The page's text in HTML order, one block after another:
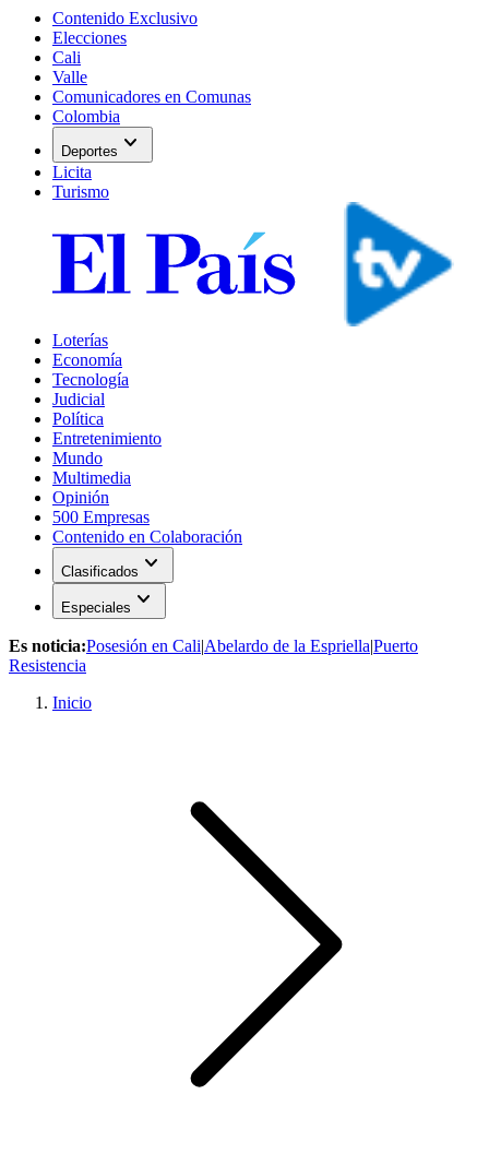
Contenido Exclusivo
Elecciones
Cali
Valle
Comunicadores en Comunas
Colombia
Deportes expand_more
Licita
Turismo
Loterías
Economía
Tecnología
Judicial
Política
Entretenimiento
Mundo
Multimedia
Opinión
500 Empresas
Contenido en Colaboración
Clasificados expand_more
Especiales expand_more
Es noticia:Posesión en Cali|Abelardo de la Espriella|Puerto
Resistencia
Inicio